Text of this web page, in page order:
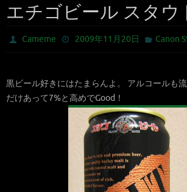
エチゴビール スタウ
Cameme 2009年11月20日 Canon
黒ビール好きにはたまらんよ。 アルコールも
だけあって7%と高めでGood！